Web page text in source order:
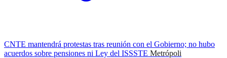
CNTE mantendrá protestas tras reunión con el Gobierno; no hubo
acuerdos sobre pensiones ni Ley del ISSSTE Metrópoli